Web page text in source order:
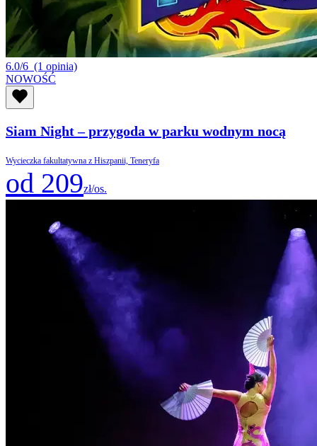
6.0/6 (1 opinia)
NOWOŚĆ
Siam Night – przygoda w parku wodnym nocą
Wycieczka fakultatywna z Hiszpanii, Teneryfa
od 209zł/os.